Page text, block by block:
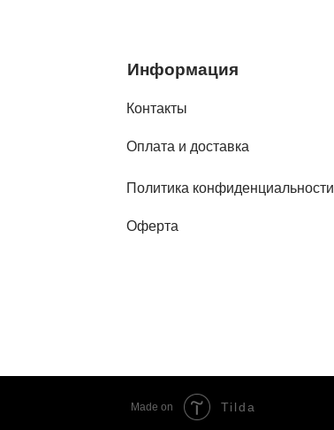
Контакты
Оплата и доставка
Политика конфиденциальности
Оферта
Информация
Made on Tilda